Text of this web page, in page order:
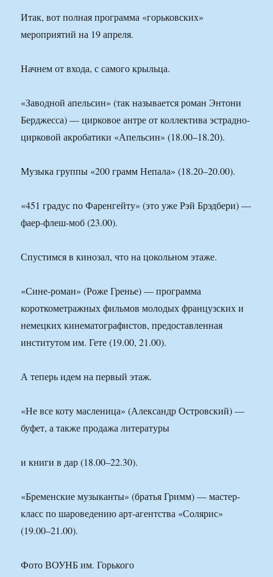
Итак, вот полная программа «горьковских»
мероприятий на 19 апреля.
Начнем от входа, с самого крыльца.
«Заводной апельсин» (так называется роман Энтони
Берджесса) — цирковое антре от коллектива эстрадно-
цирковой акробатики «Апельсин» (18.00–18.20).
Музыка группы «200 грамм Непала» (18.20–20.00).
«451 градус по Фаренгейту» (это уже Рэй Брэдбери) —
фаер-флеш-моб (23.00).
Спустимся в кинозал, что на цокольном этаже.
«Сине-роман» (Роже Гренье) — программа
короткометражных фильмов молодых французских и
немецких кинематографистов, предоставленная
институтом им. Гете (19.00, 21.00).
А теперь идем на первый этаж.
«Не все коту масленица» (Александр Островский) —
буфет, а также продажа литературы
и книги в дар (18.00–22.30).
«Бременские музыканты» (братья Гримм) — мастер-
класс по шароведению арт-агентства «Солярис»
(19.00–21.00).
Фото ВОУНБ им. Горького